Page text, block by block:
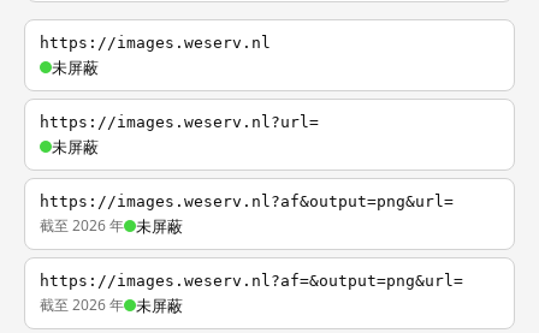
https://images.weserv.nl
未屏蔽
https://images.weserv.nl?url=
未屏蔽
https://images.weserv.nl?af&output=png&url=
截至 2026 年 未屏蔽
https://images.weserv.nl?af=&output=png&url=
截至 2026 年 未屏蔽